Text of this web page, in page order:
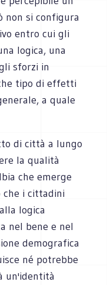
non si configura
entro cui gli
logica, una
sforzi in
tipo di effetti
a quale
di città a lungo
la qualità
che emerge
che i cittadini
logica
nel bene e nel
demografica
né potrebbe
un'identità